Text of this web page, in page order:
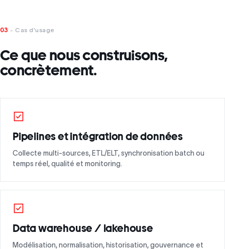
03 - Cas d’usage
Ce que nous construisons,
concrètement.
Pipelines et intégration de données
Collecte multi-sources, ETL/ELT, synchronisation batch ou
temps réel, qualité et monitoring.
Data warehouse / lakehouse
Modélisation, normalisation, historisation, gouvernance et